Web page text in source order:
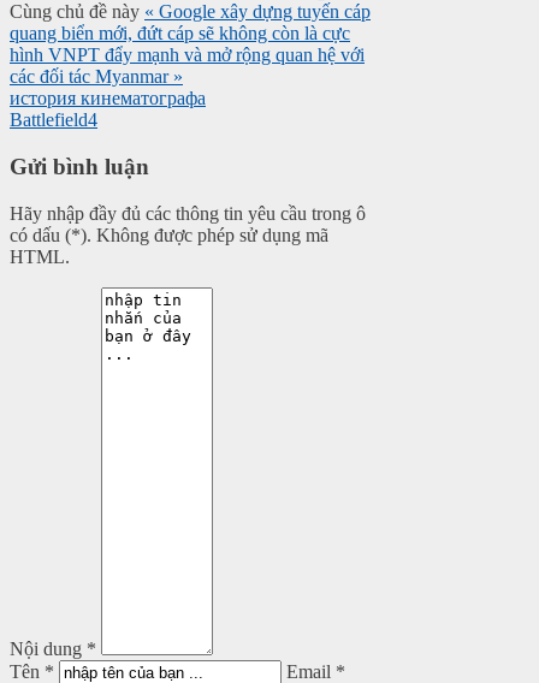
Cùng chủ đề này « Google xây dựng tuyến cáp
quang biển mới, đứt cáp sẽ không còn là cực
hình VNPT đẩy mạnh và mở rộng quan hệ với
các đối tác Myanmar »
история кинематографа
Battlefield4
Gửi bình luận
Hãy nhập đầy đủ các thông tin yêu cầu trong ô
có dấu (*). Không được phép sử dụng mã
HTML.
Nội dung *
Tên *
Email *